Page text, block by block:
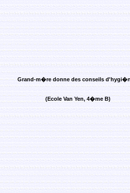
Grand-m�re donne des conseils
(Ecole Van Yen, 4�me B)